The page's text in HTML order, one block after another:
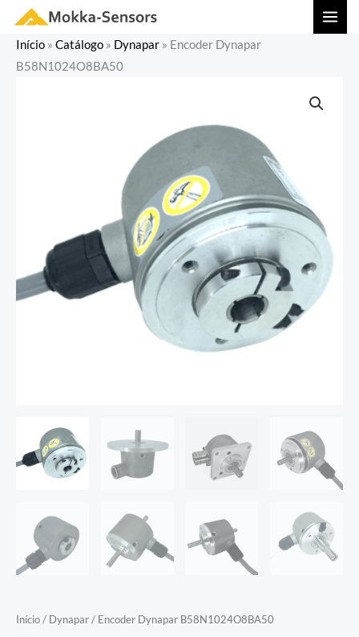
conteúdo
Início » Catálogo » Dynapar » Encoder Dynapar
B58N1024O8BA50
Início/ Dynapar/ Encoder Dynapar B58N1024O8BA50